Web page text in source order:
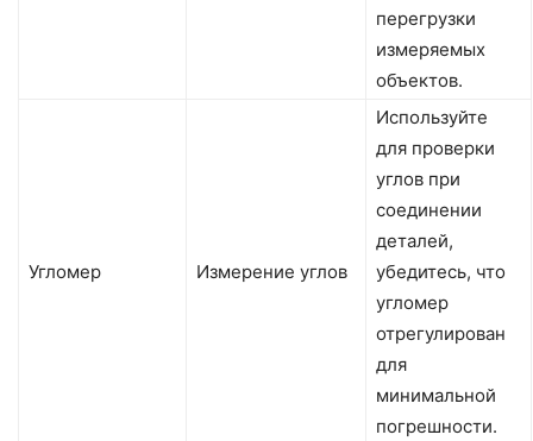
перегрузки
измеряемых
объектов.
Угломер Измерение углов
Используйте
для проверки
углов при
соединении
деталей,
убедитесь, что
угломер
отрегулирован
для
минимальной
погрешности.